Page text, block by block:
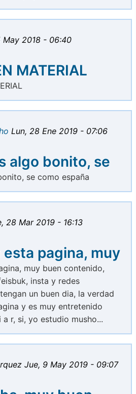
May 2018 - 06:40
MATERIAL
Lun, 28 Ene 2019 - 07:06
algo bonito, se
se como españa
28 Mar 2019 - 16:13
pagina, muy
muy buen contenido,
insta y redes
un buen dia, la verdad
y es muy entretenido
r, si, yo estudio musho...
Jue, 9 May 2019 - 09:07